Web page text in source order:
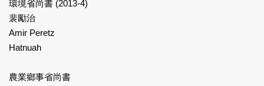
環境省尚書 (2013-4)
裴勵治
Amir Peretz
Hatnuah
農業鄉事省尚書